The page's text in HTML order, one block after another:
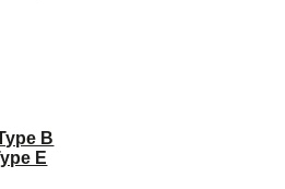
B
E